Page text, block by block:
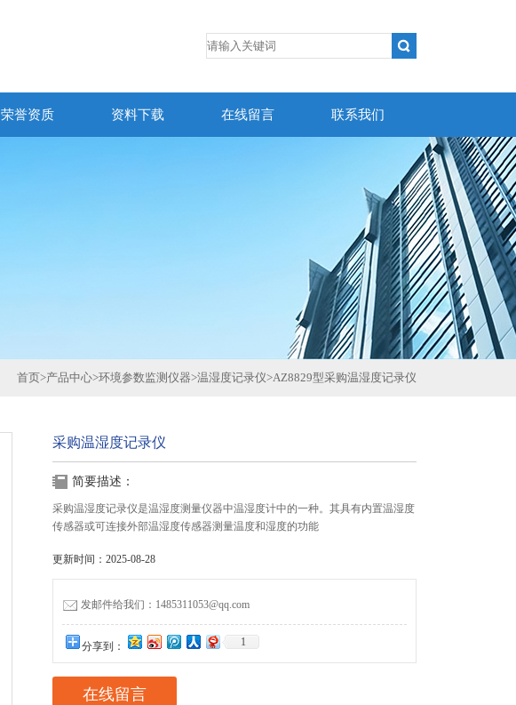
荣誉资质 资料下载 在线留言 联系我们
首页>产品中心>环境参数监测仪器>温湿度记录仪>AZ8829型采购温湿度记录仪
采购温湿度记录仪
简要描述：
采购温湿度记录仪是温湿度测量仪器中温湿度计中的一种。其具有内置温湿度
传感器或可连接外部温湿度传感器测量温度和湿度的功能
更新时间：2025-08-28
发邮件给我们：1485311053@qq.com
分享到： 1
在线留言